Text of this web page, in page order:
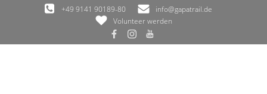
Zum
Inhalt
springen
+49 9141 90189-80
info@gapatrail.de
Volunteer werden